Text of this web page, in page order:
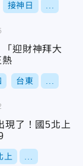
接神日
迎財神拜大
熱
台東
現了！國5北上
上